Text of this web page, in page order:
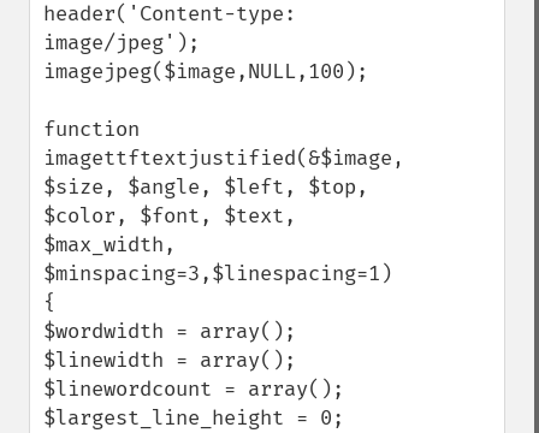
header('Content-type:
image/jpeg');
imagejpeg($image,NULL,100);
function
imagettftextjustified(&$image,
$size, $angle, $left, $top,
$color, $font, $text,
$max_width,
$minspacing=3,$linespacing=1)
{
$wordwidth = array();
$linewidth = array();
$linewordcount = array();
$largest_line_height = 0;